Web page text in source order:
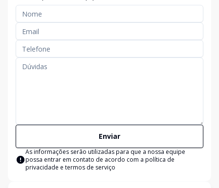
Enviar
As informações serão utilizadas para que a nossa equipe
possa entrar em contato de acordo com a política de
privacidade e termos de serviço